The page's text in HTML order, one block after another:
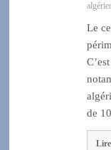
Le
de
Lire